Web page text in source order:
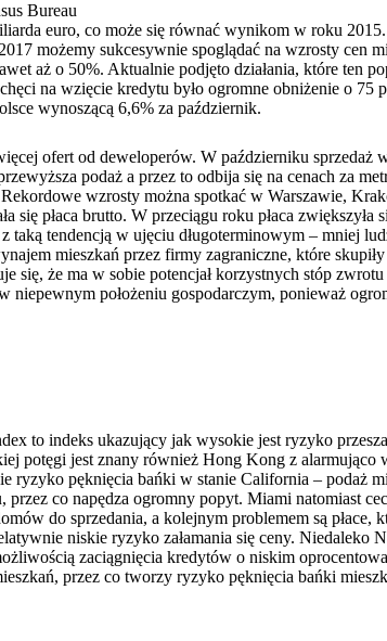
Bureau
euro, co może się równać wynikom w roku
możemy sukcesywnie spoglądać na wzrosty cen
aż o 50%. Aktualnie podjęto działania, które ten
na wzięcie kredytu było ogromne obniżenie o 75
wynoszącą 6,6% za październik.
ofert od deweloperów. W październiku sprzedaż
podaż a przez to odbija się na cenach za
wzrosty można spotkać w Warszawie,
płaca brutto. W przeciągu roku płaca zwiększyła
tendencją w ujęciu długoterminowym – mniej
mieszkań przez firmy zagraniczne, które
się, że ma w sobie potencjał korzystnych stóp
położeniu gospodarczym, ponieważ
to indeks ukazujący jak wysokie jest ryzyko
potęgi jest znany również Hong Kong z
pęknięcia bańki w stanie California – podaż
co napędza ogromny popyt. Miami natomiast
do sprzedania, a kolejnym problemem są płace,
niskie ryzyko załamania się ceny. Niedaleko
zaciągnięcia kredytów o niskim
przez co tworzy ryzyko pęknięcia bańki